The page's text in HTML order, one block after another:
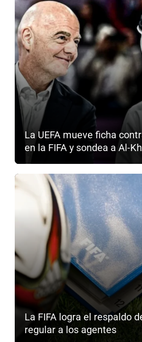
La UEFA mueve ficha
en la FIFA y sondea a Al-
La FIFA logra el respaldo
regular a los agentes